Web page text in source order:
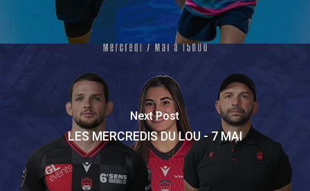
Next Post
LES MERCREDIS DU LOU - 7 MAI